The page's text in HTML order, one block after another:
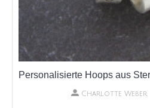
Charlotte Weber